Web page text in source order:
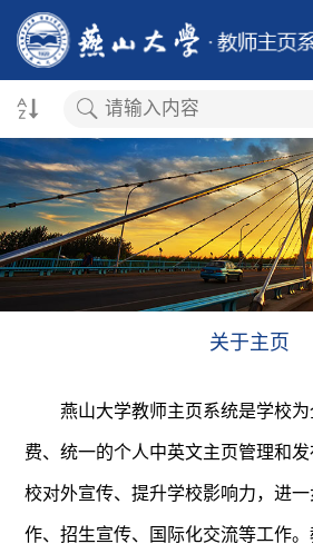
关于主页
燕山大学教师主页系统是学校
费、统一的个人中英文主页管理和
校对外宣传、提升学校影响力，进
作、招生宣传、国际化交流等工作